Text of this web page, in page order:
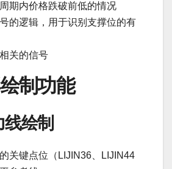
期内价格跌破前低的情况
的逻辑，用于识别支撑位的有
关的信号
制功能
线绘制
关键点位（LIJIN36、LIJIN44